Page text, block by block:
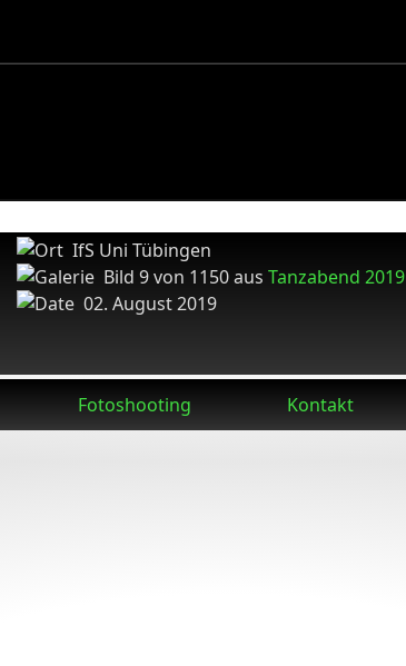
IfS Uni Tübingen
Bild 9 von 1150 aus Tanzabend 2019
02. August 2019
Fotoshooting Kontakt